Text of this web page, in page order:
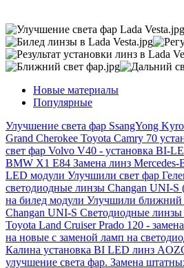
Новые материалы
Популярные
Улучшение света фар SsangYong
Grand Cherokee Toyota Camry 70
свет фар Volvo V40 - установка BI-
BMW X1 E84 Замена линз
LED модули Улучшили свет фар
светодиодные линзы Changan UNI-S
на билед модули Улучшили ближний
Changan UNI-S Светодиодные
Toyota Land Cruiser Prado 120 -
на новые с заменой ламп на
Калина установка BI LED линз
улучшение света фар. Замена